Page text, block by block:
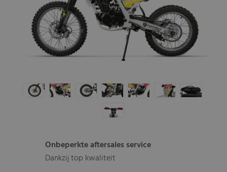
Onbeperkte aftersales service
Dankzij top kwaliteit